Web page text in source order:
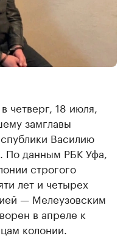
четверг, 18 июля,
замглавы
Василию
По данным РБК Уфа,
строгого
лет и четырех
— Мелеузовским
в апреле к
колонии.